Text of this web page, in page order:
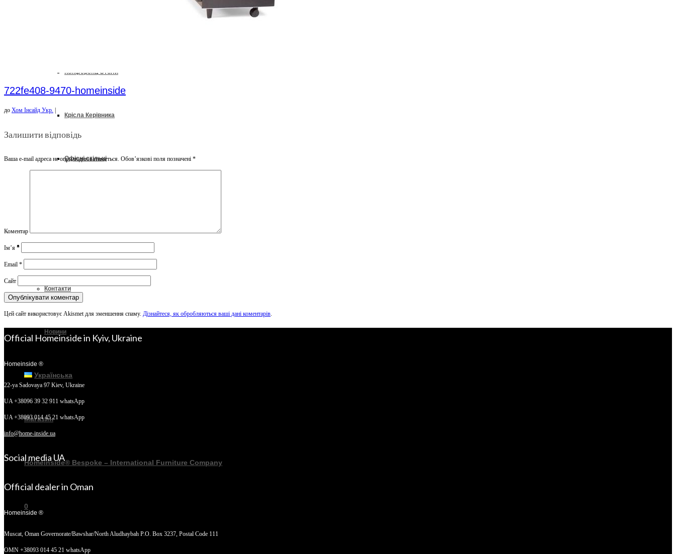
Конференц Столи
Крісла Керівника
Офісні стільці
Про Нас
Контакти
Новини
Українська
Магазин
Homeinside® Bespoke – International Furniture Company
0
722fe408-9470-homeinside
до Хом Інсайд Укр.
Залишити відповідь
Ваша e-mail адреса не оприлюднюватиметься. Обов’язкові поля позначені *
Коментар
Ім’я *
Email *
Сайт
Цей сайт використовує Akismet для зменшення спаму. Дізнайтеся, як обробляються ваші дані коментарів.
Official Homeinside in Kyiv, Ukraine
Homeinside ®
22-ya Sadovaya 97 Kiev, Ukraine
UA +38096 39 32 911 whatsApp
UA +38093 014 45 21 whatsApp
info@home-inside.ua
Social media UA
Official dealer in Oman
Homeinside ®
Muscat, Oman Governorate/Bawshar/North Aludhaybah P.O. Box 3237, Postal Code 111
OMN +38093 014 45 21 whatsApp